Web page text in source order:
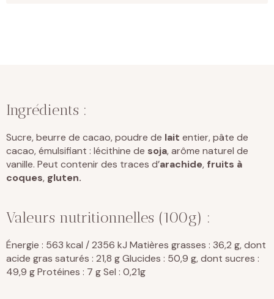
Ingrédients :
Sucre, beurre de cacao, poudre de lait entier, pâte de
cacao, émulsifiant : lécithine de soja, arôme naturel de
vanille. Peut contenir des traces d’arachide, fruits à
coques, gluten.
Valeurs nutritionnelles (100g) :
Énergie : 563 kcal / 2356 kJ Matières grasses : 36,2 g, dont
acide gras saturés : 21,8 g Glucides : 50,9 g, dont sucres :
49,9 g Protéines : 7 g Sel : 0,21g